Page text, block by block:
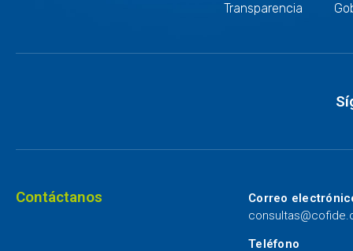
Transparencia
Contáctanos
Correo
Teléfono